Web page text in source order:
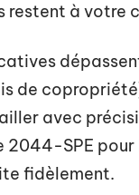
restent à votre
de
avec
SPE
fidèlement.